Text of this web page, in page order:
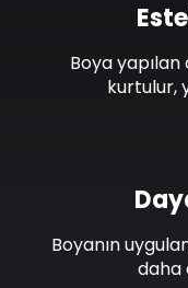
Boyanın
daha
Boya
kurtulur,